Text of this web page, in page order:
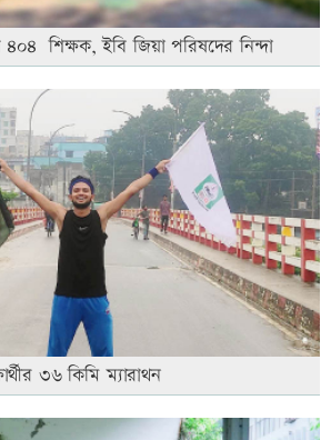
৪০৪ শিক্ষক, ইবি জিয়া পরিষদের নিন্দা
৩৬ কিমি ম্যারাথন